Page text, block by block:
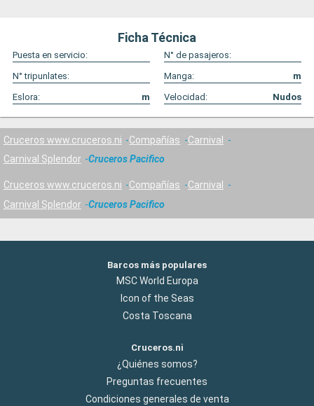
Ficha Técnica
Puesta en servicio:
N° de pasajeros:
N° tripunlates:
Manga:
m
Eslora:
m Velocidad: Nudos
Cruceros www.cruceros.ni Compañías
Carnival
Carnival Splendor
Cruceros Pacifico
Cruceros www.cruceros.ni Compañías
Carnival
Carnival Splendor
Cruceros Pacifico
Barcos más populares
MSC World Europa
Icon of the Seas
Costa Toscana
Cruceros.ni
¿Quiénes somos?
Preguntas frecuentes
Condiciones generales de venta